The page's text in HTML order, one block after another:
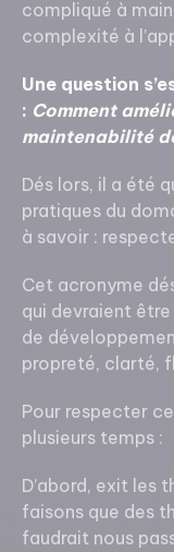
compliqué à
complexité à
Une question
: Comment
maintenabilité
Dés lors, il a été
pratiques du
à savoir :
Cet acronyme
qui devraient
de
propreté, clarté,
Pour respecter
plusieurs temps :
D’abord, exit les
faisons que des
faudrait nous